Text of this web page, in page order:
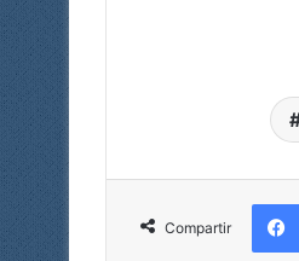
Compartir